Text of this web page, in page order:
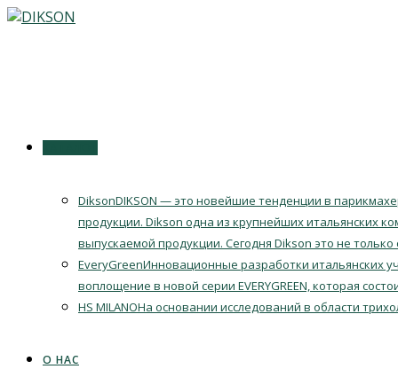
Перейти
DiksonDIKSON — это новейшие тенденции в
продукции. Dikson одна из крупнейших итальянских
выпускаемой продукции. Сегодня Dikson это не
EveryGreenИнновационные разработки итальянских
воплощение в новой серии EVERYGREEN, которая
HS MILANOНа основании исследований в области
О НАС